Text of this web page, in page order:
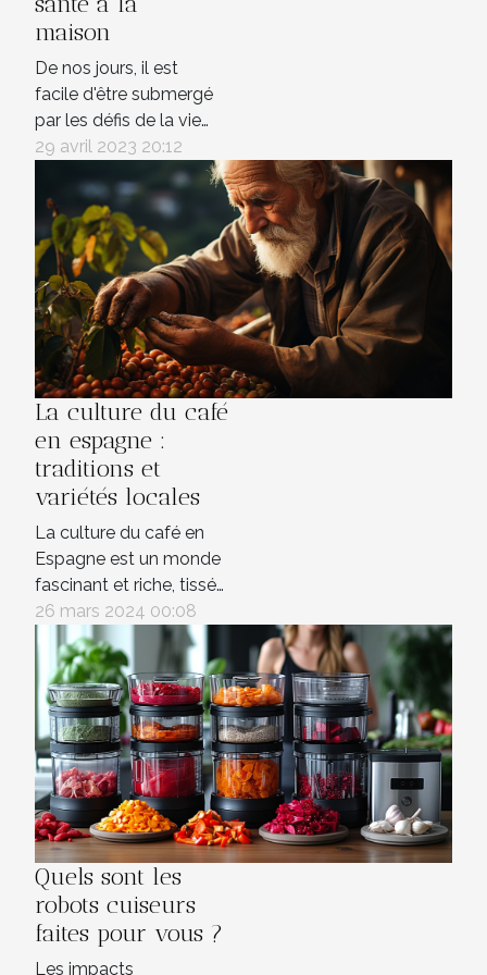
La culture du café
en espagne :
traditions et
variétés locales
La culture du café en
Espagne est un monde
fascinant et riche, tissé
d'histoires et de pratiques
qui s'entremêlent avec les
traditions locales. Alors
que la culture du café est
souvent associée à des
pays comme le Brésil ou
la Colombie, l'Espagne
possède sa propre
identité dans le
domaine,...
26 mars 2024 00:08
Quels sont les
robots cuiseurs
faites pour vous ?
Les impacts
maison
De nos jours, il est
facile d'être submergé
par les défis de la vie
quotidienne. Avec la
pression du travail, de
la famille et de la vie
sociale, il peut être
difficile de trouver le
temps et l'énergie
nécessaires pour
prendre soin de soi.
Heureusement, il
existe des conseils
simples pour...
29 avril 2023 20:12